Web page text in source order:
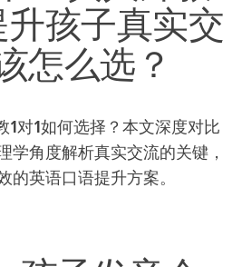
孩子真实交
怎么选？
1对1如何选择？本文深度对比
学角度解析真实交流的关键，
英语口语提升方案。